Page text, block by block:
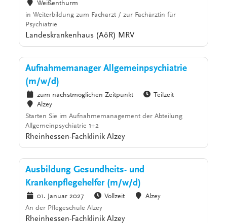
Weißenthurm
in Weiterbildung zum Facharzt / zur Fachärztin für
Psychiatrie
Landeskrankenhaus (AöR) MRV
Aufnahmemanager Allgemeinpsychiatrie
(m/w/d)
zum nächstmöglichen Zeitpunkt
Teilzeit
Alzey
Starten Sie im Aufnahmemanagement der Abteilung
Allgemeinpsychiatrie 1+2
Rheinhessen-Fachklinik Alzey
Ausbildung Gesundheits- und
Krankenpflegehelfer (m/w/d)
01. Januar 2027 Vollzeit
Alzey
An der Pflegeschule Alzey
Rheinhessen-Fachklinik Alzey